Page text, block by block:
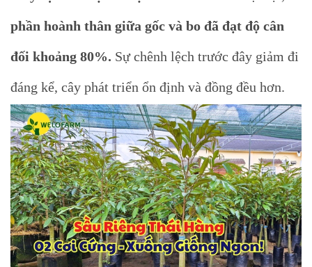
phần hoành thân giữa gốc và bo đã đạt độ cân
đối khoảng 80%. Sự chênh lệch trước đây giảm đi
đáng kể, cây phát triển ổn định và đồng đều hơn.